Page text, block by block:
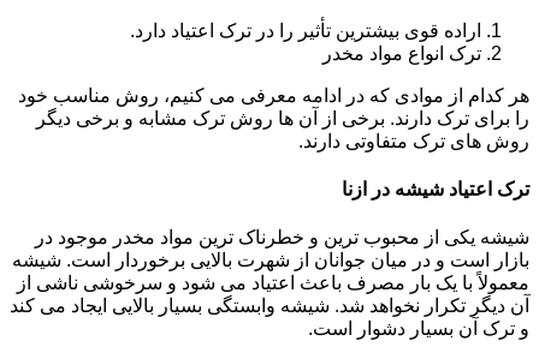
اراده قوی بیشترین تأثیر را در ترک اعتیاد دارد.
ترک انواع مواد مخدر
هر کدام از موادی که در ادامه معرفی می کنیم، روش مناسب خود
را برای ترک دارند. برخی از آن ها روش ترک مشابه و برخی دیگر
روش های ترک متفاوتی دارند.
ترک اعتیاد شیشه در ازنا
شیشه یکی از محبوب ترین و خطرناک ترین مواد مخدر موجود در
بازار است و در میان جوانان از شهرت بالایی برخوردار است. شیشه
معمولاً با یک بار مصرف باعث اعتیاد می شود و سرخوشی ناشی از
آن دیگر تکرار نخواهد شد. شیشه وابستگی بسیار بالایی ایجاد می کند
و ترک آن بسیار دشوار است.